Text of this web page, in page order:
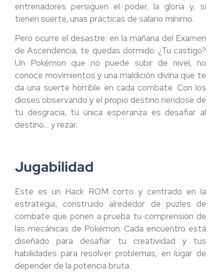
entrenadores persiguen el poder, la gloria y, si
tienen suerte, unas prácticas de salario mínimo.
Pero ocurre el desastre: en la mañana del Examen
de Ascendencia, te quedas dormido. ¿Tu castigo?
Un Pokémon que no puede subir de nivel, no
conoce movimientos y una maldición divina que te
da una suerte horrible en cada combate. Con los
dioses observando y el propio destino riéndose de
tu desgracia, tu única esperanza es desafiar al
destino… y rezar.
Jugabilidad
Este es un Hack ROM corto y centrado en la
estrategia, construido alrededor de puzles de
combate que ponen a prueba tu comprensión de
las mecánicas de Pokémon. Cada encuentro está
diseñado para desafiar tu creatividad y tus
habilidades para resolver problemas, en lugar de
depender de la potencia bruta.